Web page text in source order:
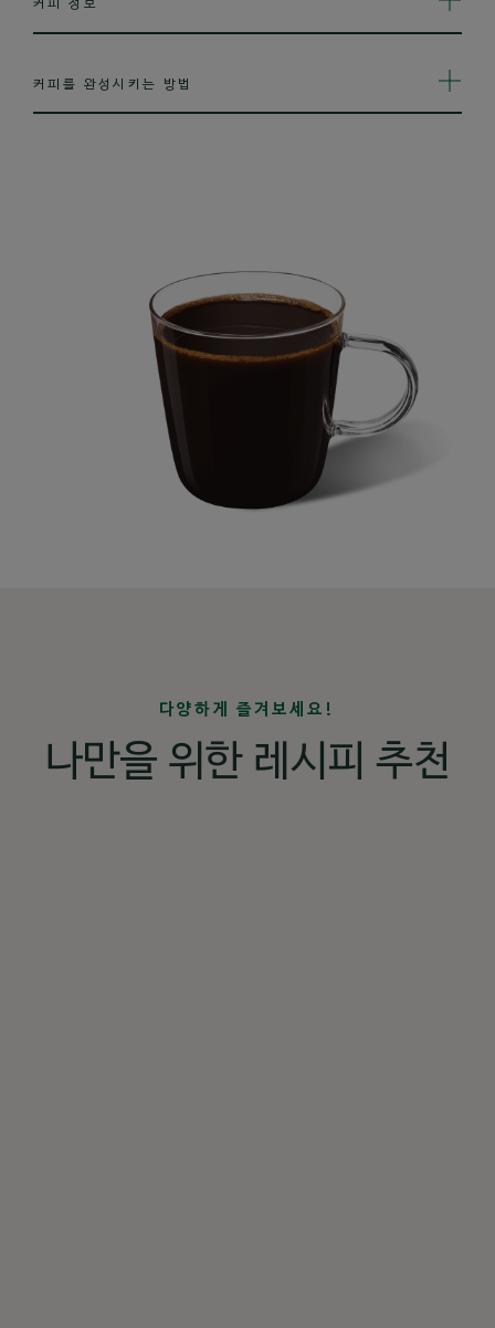
커피 정보
커피를 완성시키는 방법
다양하게 즐겨보세요!
나만을 위한 레시피 추천